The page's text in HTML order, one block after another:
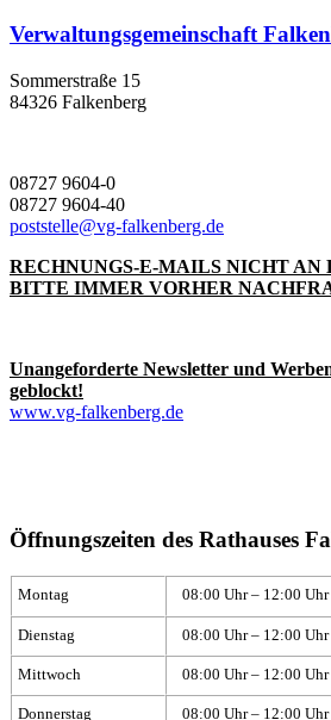
Verwaltungsgemeinschaft
Sommerstraße 15
84326 Falkenberg
08727 9604-0
08727 9604-40
poststelle@vg-falkenberg.de
RECHNUNGS-E-MAILS NICHT AN
BITTE IMMER VORHER
Unangeforderte Newsletter und
geblockt!
www.vg-falkenberg.de
Öffnungszeiten des Rathauses
Montag 08:00 Uhr – 12:00 Uhr
Dienstag 08:00 Uhr – 12:00 Uhr
Mittwoch 08:00 Uhr – 12:00 Uhr
Donnerstag 08:00 Uhr – 12:00 Uhr